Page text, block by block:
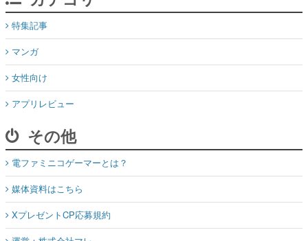
特集記事
マンガ
女性向け
アプリレビュー
その他
電ファミニコゲーマーとは？
媒体資料はこちら
XプレゼントCP応募規約